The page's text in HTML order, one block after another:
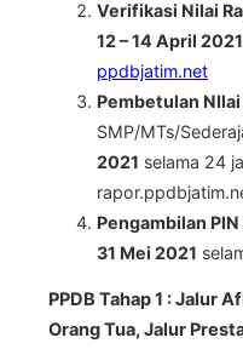
Verifikasi Nilai
12 – 14 April 2021
ppdbjatim.net
Pembetulan NIlai
SMP/MTs/
2021 selama 24
Pengambilan PIN
31 Mei 2021
PPDB Tahap 1 : Jalur
Orang Tua, Jalur